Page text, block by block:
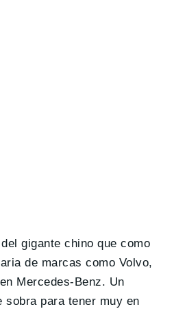
gigante chino que como
de marcas como Volvo,
Mercedes-Benz. Un
sobra para tener muy en